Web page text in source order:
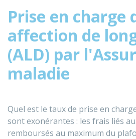
Prise en charge
affection de
(ALD) par
maladie
Quel est le taux de prise en
sont exonérantes : les frais liés
remboursés au maximum du